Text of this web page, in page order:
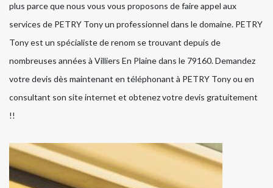
plus parce que nous vous vous proposons de faire appel aux
services de PETRY Tony un professionnel dans le domaine. PETRY
Tony est un spécialiste de renom se trouvant depuis de
nombreuses années à Villiers En Plaine dans le 79160. Demandez
votre devis dès maintenant en téléphonant à PETRY Tony ou en
consultant son site internet et obtenez votre devis gratuitement
!!